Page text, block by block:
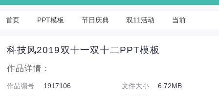
首页 PPT模板 节日庆典 双11活动 当前
科技风2019双十一双十二PPT模板
作品详情：
作品编号 1917106 文件大小
6.72MB